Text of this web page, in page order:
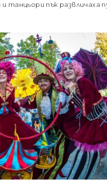
танцьори пък развличаха